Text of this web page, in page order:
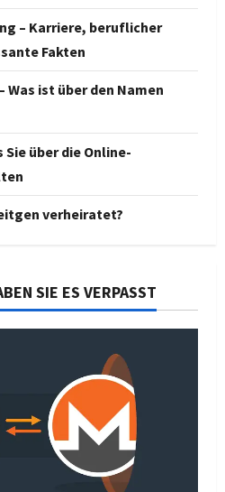
– Karriere, beruflicher
Fakten
Was ist über den Namen
Sie über die Online-
verheiratet?
SIE ES VERPASST